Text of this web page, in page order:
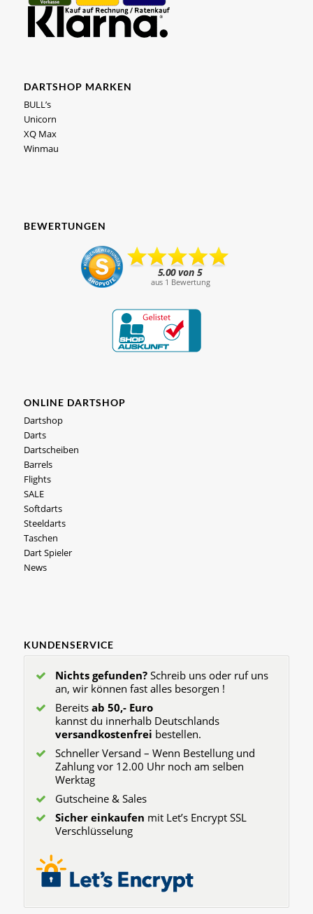
DARTSHOP MARKEN
BULL’s
Unicorn
XQ Max
Winmau
BEWERTUNGEN
ONLINE DARTSHOP
Dartshop
Darts
Dartscheiben
Barrels
Flights
SALE
Softdarts
Steeldarts
Taschen
Dart Spieler
News
KUNDENSERVICE
Nichts gefunden?Schreib uns oder ruf uns
an, wir können fast alles besorgen !
Bereits ab 50,- Euro
kannst du innerhalb Deutschlands
versandkostenfrei bestellen.
Schneller Versand – Wenn Bestellung und
Zahlung vor 12.00 Uhr noch am selben
Werktag
Gutscheine & Sales
Sicher einkaufen mit Let’s Encrypt SSL
Verschlüsselung